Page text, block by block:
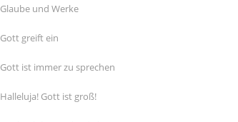
Glaube und Werke
Gott greift ein
Gott ist immer zu sprechen
Halleluja! Gott ist groß!